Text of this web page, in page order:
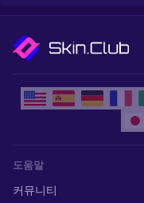
도움말
커뮤니티